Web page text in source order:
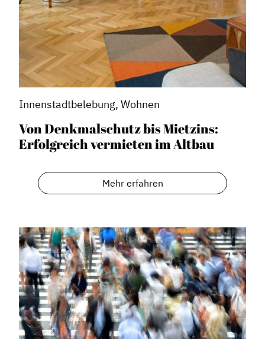
Innenstadtbelebung, Wohnen
Von Denkmalschutz bis Mietzins:
Erfolgreich vermieten im Altbau
Mehr erfahren